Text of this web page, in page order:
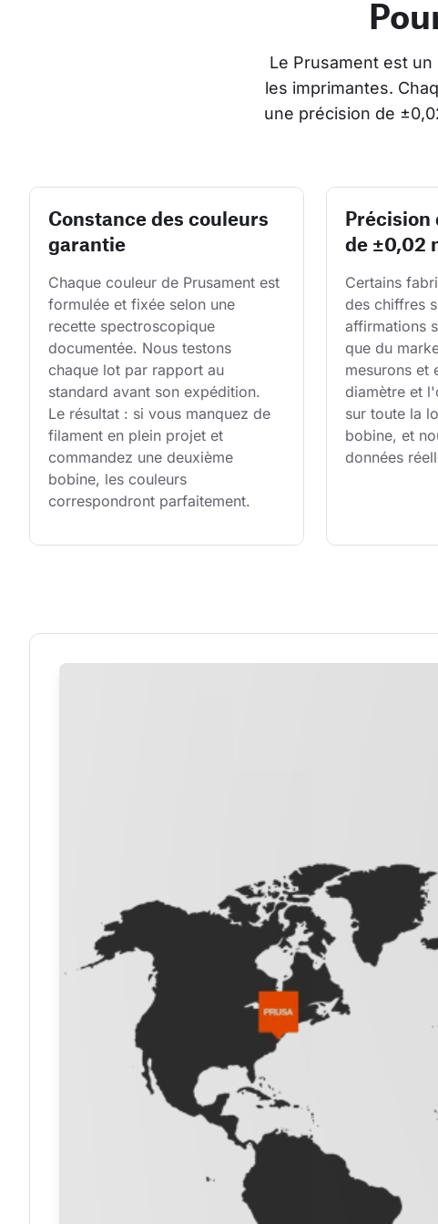
Le Prusament est
les imprimantes.
une précision de
Constance des couleurs
garantie
Chaque couleur de Prusament est
formulée et fixée selon une
recette spectroscopique
documentée. Nous testons
chaque lot par rapport au
standard avant son expédition.
Le résultat : si vous manquez de
filament en plein projet et
commandez une deuxième
bobine, les couleurs
correspondront parfaitement.
Précision
de ±0,02
Certains
des chiffres
affirmations
que du
mesurons et
diamètre et
sur toute la
bobine, et
données